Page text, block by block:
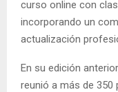
curso online con
incorporando un
actualización
En su edición
reunió a más de 350